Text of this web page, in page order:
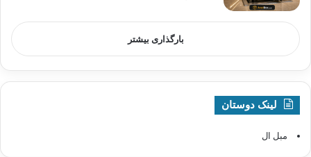
بارگذاری بیشتر
لینک دوستان
مبل ال